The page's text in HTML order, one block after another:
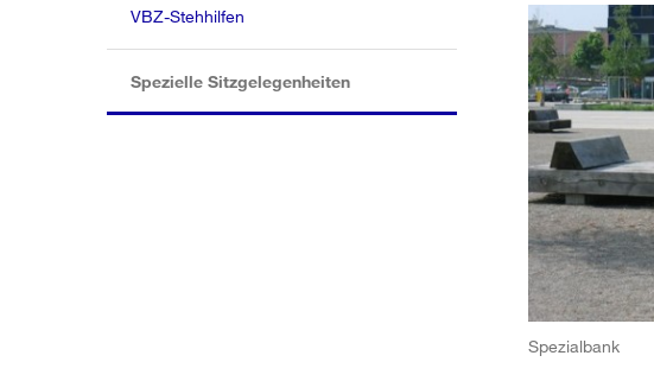
Spezialbank
VBZ-Stehhilfen
Spezielle Sitzgelegenheiten(aktiv)